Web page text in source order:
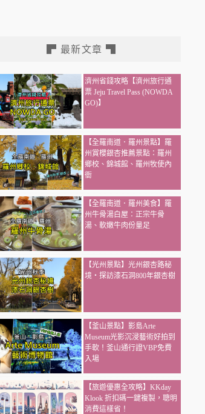
▛ 最新文章 ▜
濟州省錢攻略【濟州旅行通
票 Jeju Travel Pass (NOWDA
GO)】
【全羅南道．羅州景點】羅
州賞櫻銀杏推薦景點：羅州
鄉校、錦城館、羅州牧使內
衙
【全羅南道．羅州美食】羅
州牛骨湯白屋：正宗牛骨
湯、軟嫩牛肉份量足
【光州景點】光州銀杏路秘
境・探訪漆石洞800年銀杏樹
【釜山景點】影島Arte
Museum光影沉浸藝術好拍到
手軟！釜山通行證VBP免費
入場
【旅遊優惠全攻略】KKday
Klook 折扣碼一鍵複製，聰明
消費這樣省！